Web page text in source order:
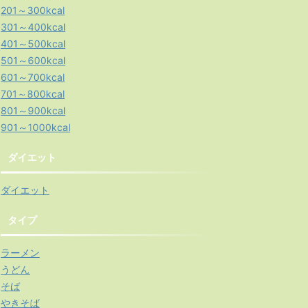
201～300kcal
301～400kcal
401～500kcal
501～600kcal
601～700kcal
701～800kcal
801～900kcal
901～1000kcal
ダイエット
ダイエット
タイプ
ラーメン
うどん
そば
やきそば